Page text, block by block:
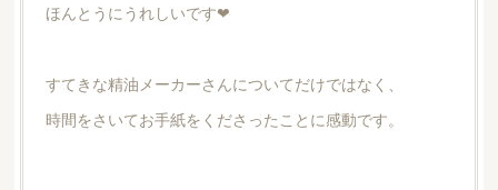
ほんとうにうれしいです❤︎
すてきな精油メーカーさんについてだけではなく、
時間をさいてお手紙をくださったことに感動です。